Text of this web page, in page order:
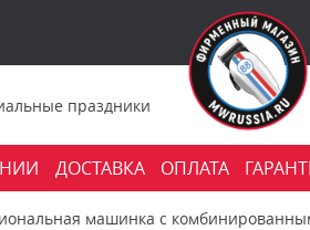
праздники
ДОСТАВКА ОПЛАТА
машинка с